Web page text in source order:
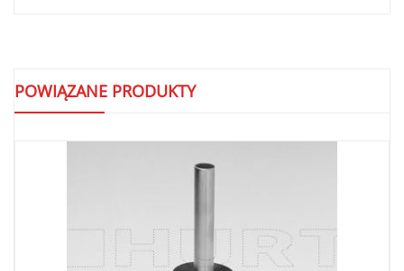
POWIĄZANE PRODUKTY